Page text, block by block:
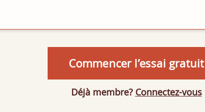
Commencer l’essai gratuit
Déjà membre? Connectez-vous